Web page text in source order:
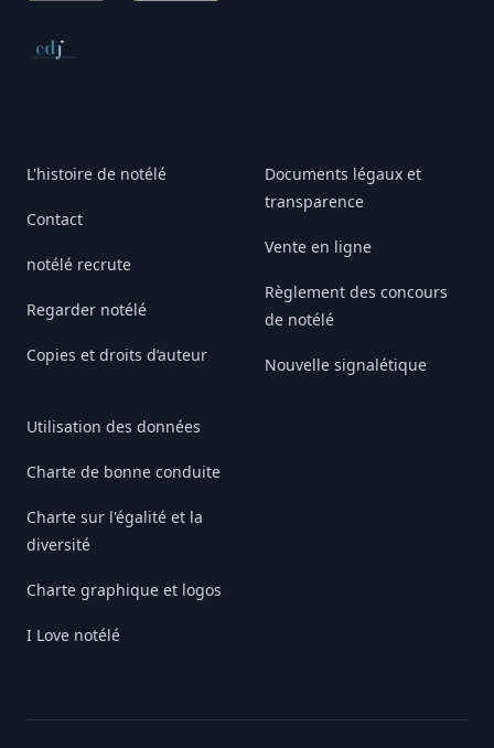
Conseil de déontologie journalistique
L'histoire de notélé
Contact
notélé recrute
Regarder notélé
Copies et droits d’auteur
Utilisation des données
Charte de bonne conduite
Charte sur l'égalité et la
diversité
Charte graphique et logos
I Love notélé
Documents légaux et
transparence
Vente en ligne
Règlement des concours
de notélé
Nouvelle signalétique